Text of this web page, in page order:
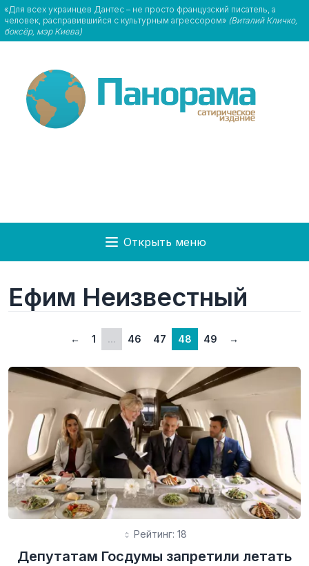
«Для всех украинцев Дантес – не просто французский писатель, а
человек, расправившийся с культурным агрессором» (Виталий Кличко,
боксёр, мэр Киева)
Открыть меню
Ефим Неизвестный
← 1 ... 46 47 48 49 →
Рейтинг: 18
Депутатам Госдумы запретили летать